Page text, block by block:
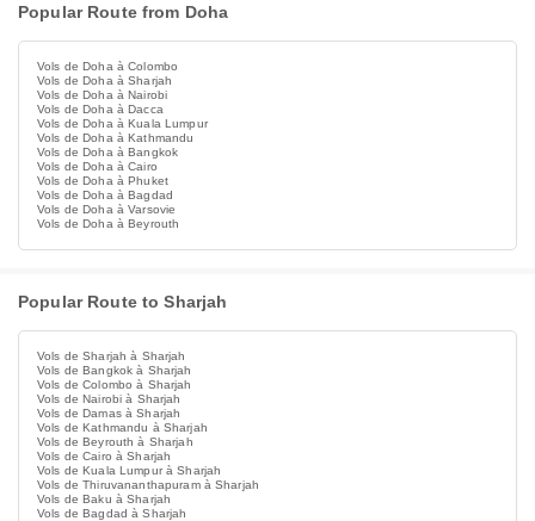
Popular Route from Doha
Vols de Doha à Colombo
Vols de Doha à Sharjah
Vols de Doha à Nairobi
Vols de Doha à Dacca
Vols de Doha à Kuala Lumpur
Vols de Doha à Kathmandu
Vols de Doha à Bangkok
Vols de Doha à Cairo
Vols de Doha à Phuket
Vols de Doha à Bagdad
Vols de Doha à Varsovie
Vols de Doha à Beyrouth
Popular Route to Sharjah
Vols de Sharjah à Sharjah
Vols de Bangkok à Sharjah
Vols de Colombo à Sharjah
Vols de Nairobi à Sharjah
Vols de Damas à Sharjah
Vols de Kathmandu à Sharjah
Vols de Beyrouth à Sharjah
Vols de Cairo à Sharjah
Vols de Kuala Lumpur à Sharjah
Vols de Thiruvananthapuram à Sharjah
Vols de Baku à Sharjah
Vols de Bagdad à Sharjah